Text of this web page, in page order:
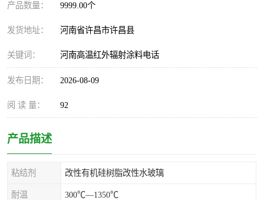
产品数量： 9999.00个
发货地址： 河南省许昌市许昌县
关键词： 河南高温红外辐射涂料电话
发布日期： 2026-08-09
阅 读 量： 92
产品描述
粘结剂 改性有机硅树脂改性水玻璃
耐温 300℃—1350℃